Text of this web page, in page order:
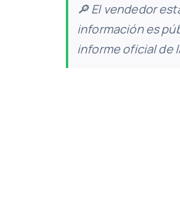
🔎El vendedor
información es
informe oficial de